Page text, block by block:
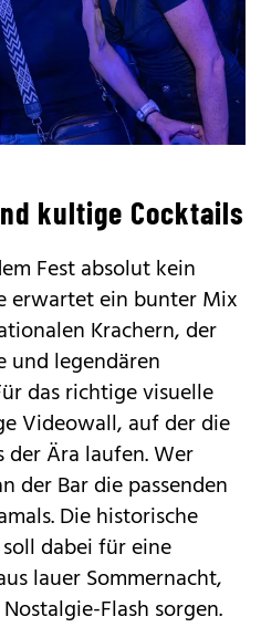
kultige Cocktails
Fest absolut kein
erwartet ein bunter Mix
Krachern, der
und legendären
das richtige visuelle
Videowall, auf der die
Ära laufen. Wer
der Bar die passenden
Die historische
dabei für eine
lauer Sommernacht,
Flash sorgen.